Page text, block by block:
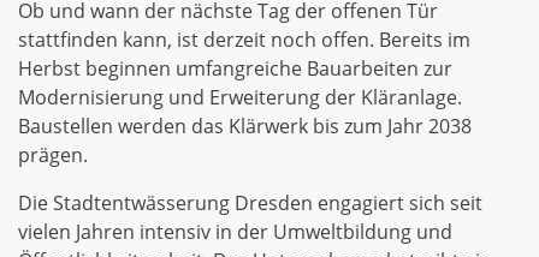
Ob und wann der nächste Tag der offenen Tür
stattfinden kann, ist derzeit noch offen. Bereits im
Herbst beginnen umfangreiche Bauarbeiten zur
Modernisierung und Erweiterung der Kläranlage.
Baustellen werden das Klärwerk bis zum Jahr 2038
prägen.
Die Stadtentwässerung Dresden engagiert sich seit
vielen Jahren intensiv in der Umweltbildung und